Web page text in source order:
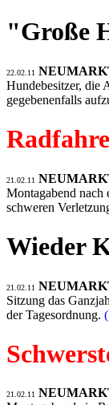
"Große
22.02.11
Hundebesitzer, die
gegebenenfalls
21.02.11
Montagabend nach
schweren
Wieder
21.02.11
Sitzung das
der Tagesordnung.
21.02.11